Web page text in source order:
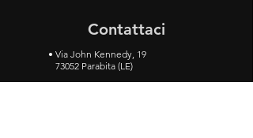
Contattaci
• Via John Kennedy, 19
73052 Parabita (LE)